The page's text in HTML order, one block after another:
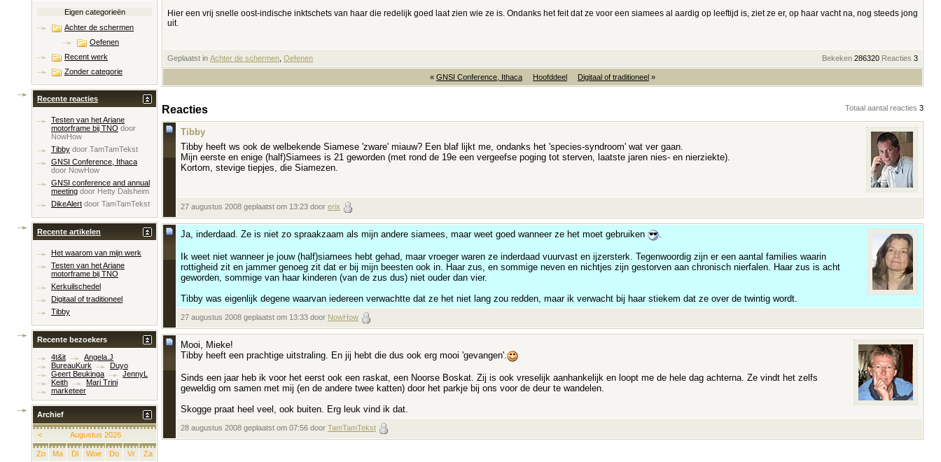
Hier een vrij snelle oost-indische inktschets van haar die redelijk goed laat zien wie ze is. Ondanks het feit dat ze voor een siamees al aardig op leeftijd is, ziet ze er, op haar vacht na, nog steeds jong
uit.
Geplaatst in Achter de schermen Oefenen Bekeken 286320 Reacties 3
« GNSI Conference, Ithaca Hoofddeel Digitaal of traditioneel »
Totaal aantal reacties 3
Reacties
Tibby
Tibby heeft ws ook de welbekende Siamese 'zware' miauw? Een blaf lijkt me, ondanks het 'species-syndroom' wat ver gaan.
Mijn eerste en enige (half)Siamees is 21 geworden (met rond de 19e een vergeefse poging tot sterven, laatste jaren nies- en nierziekte).
Kortom, stevige tiepjes, die Siamezen.
27 augustus 2008 geplaatst om 13:23 door erix
Ja, inderdaad. Ze is niet zo spraakzaam als mijn andere siamees, maar weet goed wanneer ze het moet gebruiken .
Ik weet niet wanneer je jouw (half)siamees hebt gehad, maar vroeger waren ze inderdaad vuurvast en ijzersterk. Tegenwoordig zijn er een aantal families waarin
rottigheid zit en jammer genoeg zit dat er bij mijn beesten ook in. Haar zus, en sommige neven en nichtjes zijn gestorven aan chronisch nierfalen. Haar zus is acht
geworden, sommige van haar kinderen (van de zus dus) niet ouder dan vier.
Tibby was eigenlijk degene waarvan iedereen verwachtte dat ze het niet lang zou redden, maar ik verwacht bij haar stiekem dat ze over de twintig wordt.
27 augustus 2008 geplaatst om 13:33 door NowHow
Mooi, Mieke!
Tibby heeft een prachtige uitstraling. En jij hebt die dus ook erg mooi 'gevangen'.
Sinds een jaar heb ik voor het eerst ook een raskat, een Noorse Boskat. Zij is ook vreselijk aanhankelijk en loopt me de hele dag achterna. Ze vindt het zelfs
geweldig om samen met mij (en de andere twee katten) door het parkje bij ons voor de deur te wandelen.
Skogge praat heel veel, ook buiten. Erg leuk vind ik dat.
28 augustus 2008 geplaatst om 07:56 door TamTamTekst
Eigen categorieën
Achter de schermen
Oefenen
Recent werk
Zonder categorie
Recente reacties
Testen van het Ariane
motorframe bij TNO door
NowHow
Tibby door TamTamTekst
GNSI Conference, Ithaca
door NowHow
GNSI conference and annual
meeting door Hetty Dalsheim
DikeAlert door TamTamTekst
Recente artikelen
Het waarom van mijn werk
Testen van het Ariane
motorframe bij TNO
Kerkuilschedel
Digitaal of traditioneel
Tibby
Recente bezoekers
4t&it
Angela.J
BureauKurk
Duyo
Geert Beukinga
JennyL
Keith
Mari Trini
marketeer
Archief
< Augustus 2026
Zo Ma Di Woe Do Vr Za